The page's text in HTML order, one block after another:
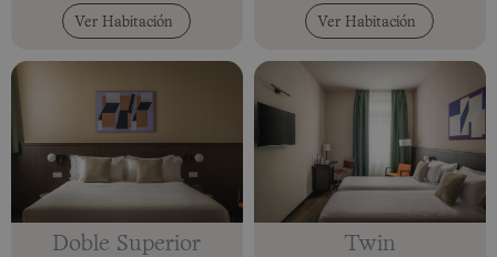
Ver Habitación Ver Habitación
Doble Superior Twin